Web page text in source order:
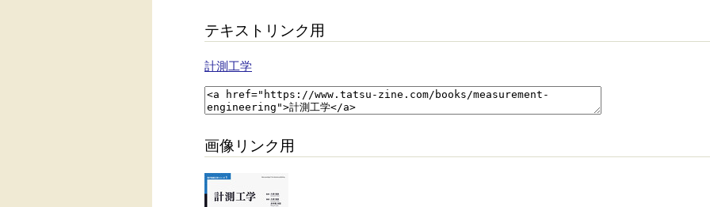
テキストリンク用
計測工学
画像リンク用